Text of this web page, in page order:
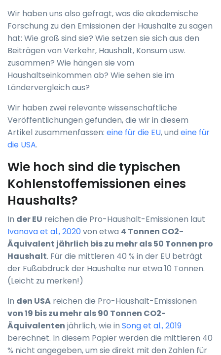
Wir haben uns also gefragt, was die akademische
Forschung zu den Emissionen der Haushalte zu sagen
hat: Wie groß sind sie? Wie setzen sie sich aus den
Beiträgen von Verkehr, Haushalt, Konsum usw.
zusammen? Wie hängen sie vom
Haushaltseinkommen ab? Wie sehen sie im
Ländervergleich aus?
Wir haben zwei relevante wissenschaftliche
Veröffentlichungen gefunden, die wir in diesem
Artikel zusammenfassen: eine für die EU, und eine für
die USA.
Wie hoch sind die typischen
Kohlenstoffemissionen eines
Haushalts?
In der EU reichen die Pro-Haushalt-Emissionen laut
Ivanova et al., 2020von etwa 4 Tonnen CO2-
Äquivalent jährlich bis zu mehr als 50 Tonnen pro
Haushalt. Für die mittleren 40 % in der EU beträgt
der Fußabdruck der Haushalte nur etwa 10 Tonnen.
(Leicht zu merken!)
In den USA reichen die Pro-Haushalt-Emissionen
von 19 bis zu mehr als 90 Tonnen CO2-
Äquivalenten jährlich, wie in Song et al., 2019
berechnet. In diesem Papier werden die mittleren 40
% nicht angegeben, um sie direkt mit den Zahlen für